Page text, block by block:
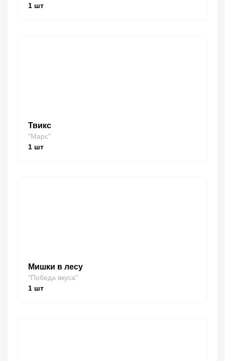
1 шт
Твикс
"Марс"
1 шт
Мишки в лесу
"Победа вкуса"
1 шт